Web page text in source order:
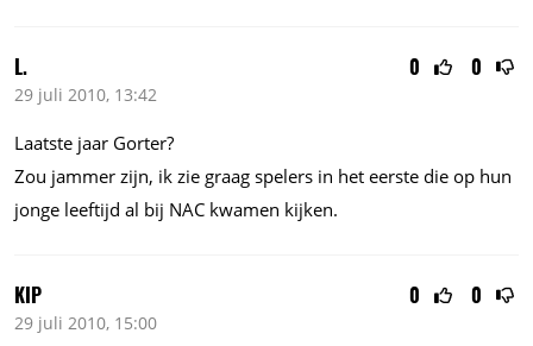
0 0
L.
29 juli 2010, 13:42
Laatste jaar Gorter?
Zou jammer zijn, ik zie graag spelers in het eerste die op hun
jonge leeftijd al bij NAC kwamen kijken.
0 0
KIP
29 juli 2010, 15:00